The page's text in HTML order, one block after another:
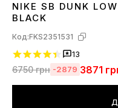
3637 38394041 42 434445
NIKE SB DUNK
BLACK
Код:FKS2351531
13
6750грн -2879 3871